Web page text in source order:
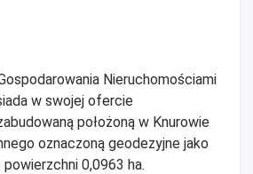
Nieruchomościami
w swojej ofercie
położoną w Knurowie
oznaczoną geodezyjne jako
0,0963 ha.